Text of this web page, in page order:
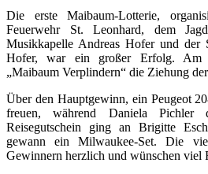
Die erste Maibaum-Lotterie,
Feuerwehr St. Leonhard, dem
Musikkapelle Andreas Hofer und der
Hofer, war ein großer Erfolg. Am
„Maibaum Verplindern“ die Ziehung
Über den Hauptgewinn, ein Peugeot
freuen, während Daniela
Reisegutschein ging an Brigitte
gewann ein Milwaukee-Set. Die
Gewinnern herzlich und wünschen viel